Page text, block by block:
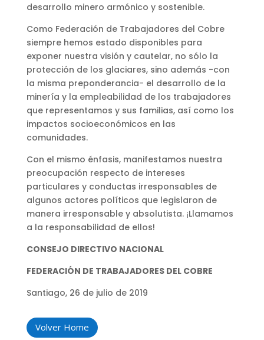
desarrollo minero armónico y sostenible.
Como Federación de Trabajadores del Cobre
siempre hemos estado disponibles para
exponer nuestra visión y cautelar, no sólo la
protección de los glaciares, sino además -con
la misma preponderancia- el desarrollo de la
minería y la empleabilidad de los trabajadores
que representamos y sus familias, así como los
impactos socioeconómicos en las
comunidades.
Con el mismo énfasis, manifestamos nuestra
preocupación respecto de intereses
particulares y conductas irresponsables de
algunos actores políticos que legislaron de
manera irresponsable y absolutista. ¡Llamamos
a la responsabilidad de ellos!
CONSEJO DIRECTIVO NACIONAL
FEDERACIÓN DE TRABAJADORES DEL COBRE
Santiago, 26 de julio de 2019
Volver Home